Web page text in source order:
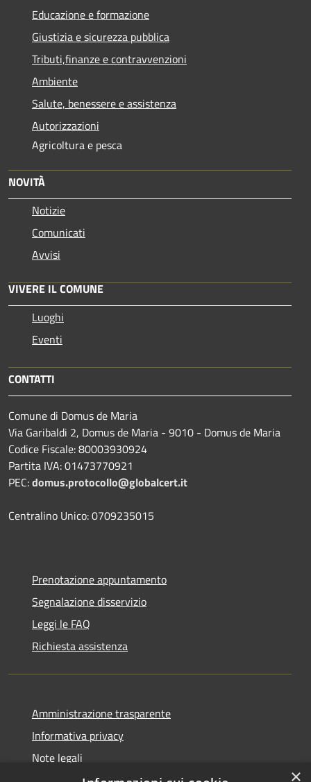
Educazione e formazione
Giustizia e sicurezza pubblica
Tributi,finanze e contravvenzioni
Ambiente
Salute, benessere e assistenza
Autorizzazioni
Agricoltura e pesca
NOVITÀ
Notizie
Comunicati
Avvisi
VIVERE IL COMUNE
Luoghi
Eventi
CONTATTI
Comune di Domus de Maria
Via Garibaldi 2, Domus de Maria - 9010 - Domus de Maria
Codice Fiscale: 80003930924
Partita IVA: 01473770921
PEC:domus.protocollo@globalcert.it
Centralino Unico: 0709235015
Prenotazione appuntamento
Segnalazione disservizio
Leggi le FAQ
Richiesta assistenza
Amministrazione trasparente
Informativa privacy
Note legali
×